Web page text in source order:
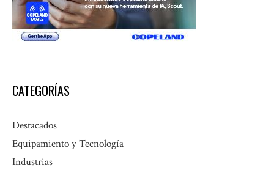
CATEGORÍAS
Destacados
Equipamiento y Tecnología
Industrias